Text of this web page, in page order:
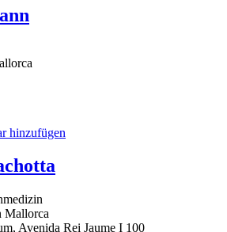
hinzufügen
Mallorca
Avenida Rei Jaume I 100